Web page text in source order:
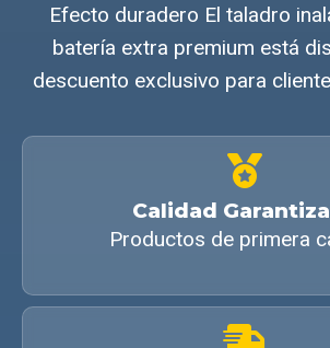
Efecto duradero El taladro
batería extra premium está
descuento exclusivo para
Calidad
Productos de primera